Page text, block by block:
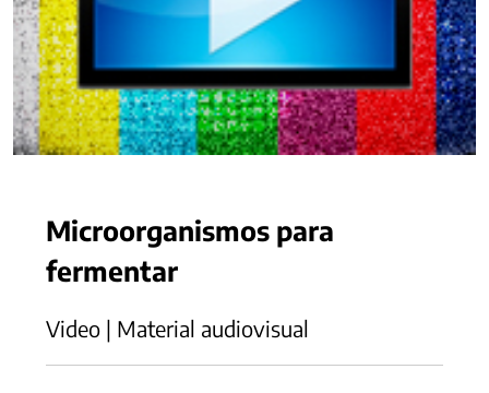
Microorganismos para
fermentar
Video | Material audiovisual